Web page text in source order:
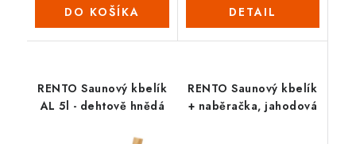
DO KOŠÍKA DETAIL
RENTO Saunový kbelík
AL 5l - dehtově hnědá
RENTO Saunový kbelík
+ naběračka, jahodová